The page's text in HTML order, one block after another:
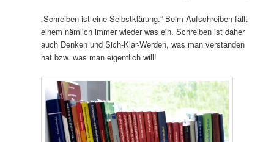
„Schreiben ist eine Selbstklärung.“ Beim Aufschreiben fällt
einem nämlich immer wieder was ein. Schreiben ist daher
auch Denken und Sich-Klar-Werden, was man verstanden
hat bzw. was man eigentlich will!